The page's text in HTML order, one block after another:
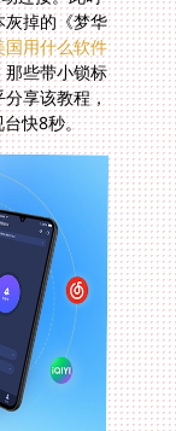
国用什么软件
些带小锁标
分享该教程，
快8秒。